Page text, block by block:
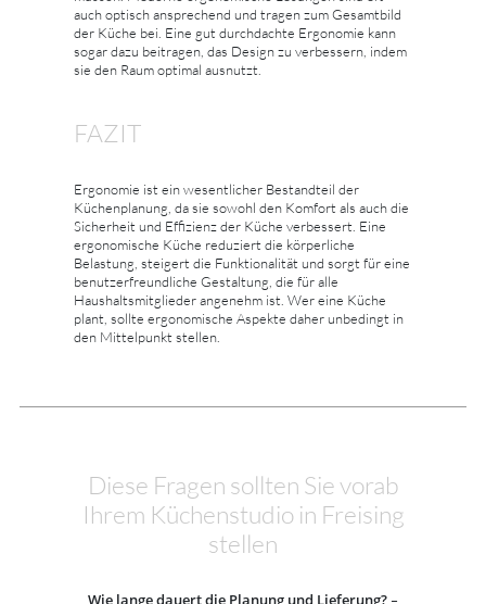
auch optisch ansprechend und tragen zum Gesamtbild
der Küche bei. Eine gut durchdachte Ergonomie kann
sogar dazu beitragen, das Design zu verbessern, indem
sie den Raum optimal ausnutzt.
FAZIT
Ergonomie ist ein wesentlicher Bestandteil der
Küchenplanung, da sie sowohl den Komfort als auch die
Sicherheit und Effizienz der Küche verbessert. Eine
ergonomische Küche reduziert die körperliche
Belastung, steigert die Funktionalität und sorgt für eine
benutzerfreundliche Gestaltung, die für alle
Haushaltsmitglieder angenehm ist. Wer eine Küche
plant, sollte ergonomische Aspekte daher unbedingt in
den Mittelpunkt stellen.
Diese Fragen sollten Sie vorab
Ihrem Küchenstudio in Freising
stellen
Wie lange dauert die Planung und Lieferung? –